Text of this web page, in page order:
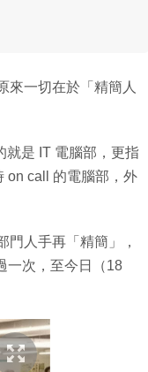
來一切在於「精簡人
就是 IT 電腦部，更指
on call 的電腦部，外
人手再「精簡」，
一次，至今日（18